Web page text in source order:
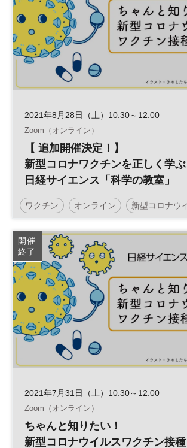
2021年8月28日（土）10:30～12:00
Zoom（オンライン）
【 追加開催決定！】
新型コロナワクチンを正しく学ぶ
日経サイエンス「科学の教室」
ワクチン オンライン 新型コロナウ
コロナ ZOOM
土日祝開催
開催
終了
2021年7月31日（土）10:30～12:00
Zoom（オンライン）
ちゃんと知りたい！
新型コロナウイルスワクチン接種